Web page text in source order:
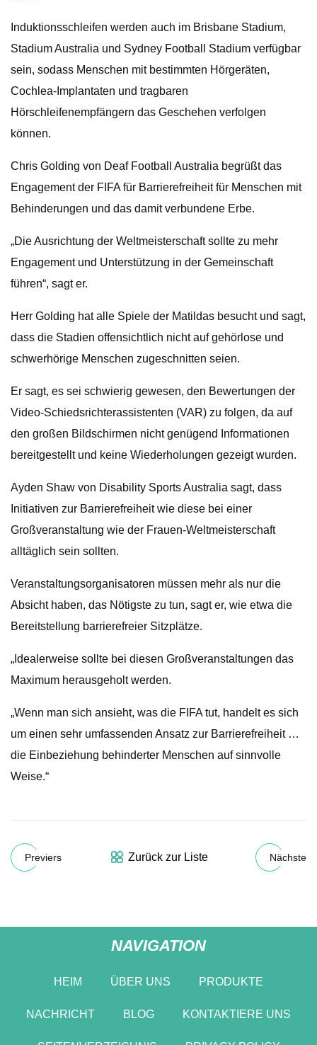
Induktionsschleifen werden auch im Brisbane Stadium,
Stadium Australia und Sydney Football Stadium verfügbar
sein, sodass Menschen mit bestimmten Hörgeräten,
Cochlea-Implantaten und tragbaren
Hörschleifenempfängern das Geschehen verfolgen
können.
Chris Golding von Deaf Football Australia begrüßt das
Engagement der FIFA für Barrierefreiheit für Menschen mit
Behinderungen und das damit verbundene Erbe.
„Die Ausrichtung der Weltmeisterschaft sollte zu mehr
Engagement und Unterstützung in der Gemeinschaft
führen“, sagt er.
Herr Golding hat alle Spiele der Matildas besucht und sagt,
dass die Stadien offensichtlich nicht auf gehörlose und
schwerhörige Menschen zugeschnitten seien.
Er sagt, es sei schwierig gewesen, den Bewertungen der
Video-Schiedsrichterassistenten (VAR) zu folgen, da auf
den großen Bildschirmen nicht genügend Informationen
bereitgestellt und keine Wiederholungen gezeigt wurden.
Ayden Shaw von Disability Sports Australia sagt, dass
Initiativen zur Barrierefreiheit wie diese bei einer
Großveranstaltung wie der Frauen-Weltmeisterschaft
alltäglich sein sollten.
Veranstaltungsorganisatoren müssen mehr als nur die
Absicht haben, das Nötigste zu tun, sagt er, wie etwa die
Bereitstellung barrierefreier Sitzplätze.
„Idealerweise sollte bei diesen Großveranstaltungen das
Maximum herausgeholt werden.
„Wenn man sich ansieht, was die FIFA tut, handelt es sich
um einen sehr umfassenden Ansatz zur Barrierefreiheit …
die Einbeziehung behinderter Menschen auf sinnvolle
Weise.“
Previers Zurück zur Liste Nächste
NAVIGATION
HEIM ÜBER UNS PRODUKTE
NACHRICHT BLOG KONTAKTIERE UNS